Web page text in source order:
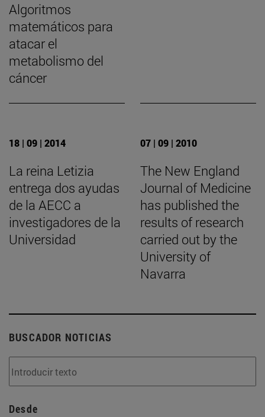
Algoritmos
matemáticos para
atacar el
metabolismo del
cáncer
18 | 09 | 2014
La reina Letizia
entrega dos ayudas
de la AECC a
investigadores de la
Universidad
07 | 09 | 2010
The New England
Journal of Medicine
has published the
results of research
carried out by the
University of
Navarra
BUSCADOR NOTICIAS
Desde